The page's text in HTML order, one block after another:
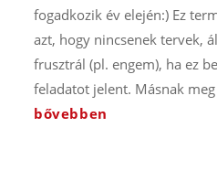
fogadkozik év elején:) Ez
azt, hogy nincsenek tervek,
frusztrál (pl. engem), ha ez
feladatot jelent. Másnak
bővebben